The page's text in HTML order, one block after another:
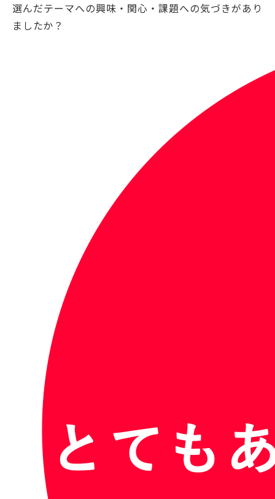
選んだテーマへの興味・関心・課題への気づきがあり
ましたか？